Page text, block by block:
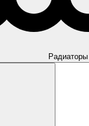
Радиаторы